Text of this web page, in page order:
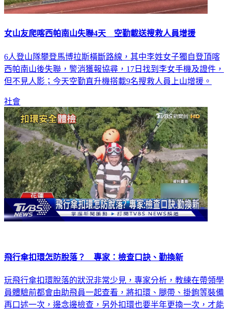
女山友爬喀西帕南山失聯4天 空勤載送搜救人員增援
6人登山隊攀登馬博拉斯橫斷路線，其中李姓女子獨自登頂喀
西帕南山後失聯，警消獲報協尋，17日找到李女手機及證件，
但不見人影；今天空勤直升機搭載9名搜救人員上山增援。
社會
飛行傘扣環怎防脫落？ 專家：檢查口訣、勤換新
玩飛行傘扣環脫落的狀況非常少見，專家分析，教練在帶領學
員體驗前都會由助飛員一起查看，將扣環、腿帶、掛鉤等裝備
再口述一次，邊念邊檢查，另外扣環也要半年更換一次，才能